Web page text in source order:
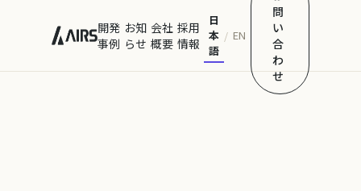
開発
事例
お知
らせ
会社
概要
採用
情報
日
本
語
/ EN
問
い
合
わ
せ